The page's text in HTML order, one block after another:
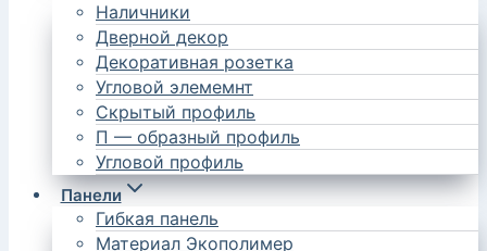
Наличники
Дверной декор
Декоративная розетка
Угловой элемемнт
Скрытый профиль
П — образный профиль
Угловой профиль
Панели
Гибкая панель
Материал Экополимер